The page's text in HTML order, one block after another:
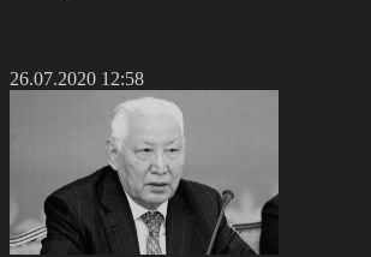
26.07.2020 12:58